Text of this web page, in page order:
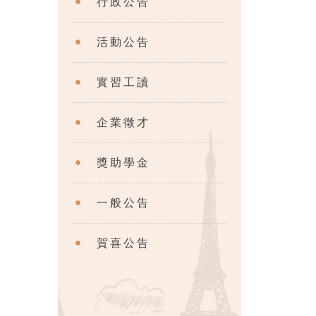
活動公告
實習工讀
企業徵才
獎助學金
一般公告
賀喜公告